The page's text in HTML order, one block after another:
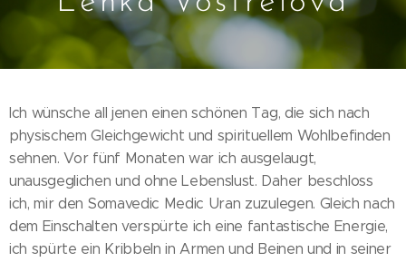
Ich wünsche all jenen einen schönen Tag, die sich nach
physischem Gleichgewicht und spirituellem Wohlbefinden
sehnen. Vor fünf Monaten war ich ausgelaugt,
unausgeglichen und ohne Lebenslust. Daher beschloss
ich, mir den Somavedic Medic Uran zuzulegen. Gleich nach
dem Einschalten verspürte ich eine fantastische Energie,
ich spürte ein Kribbeln in Armen und Beinen und in seiner